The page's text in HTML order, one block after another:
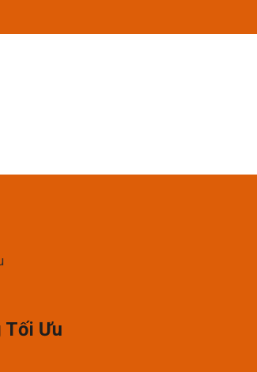
Tối Ưu